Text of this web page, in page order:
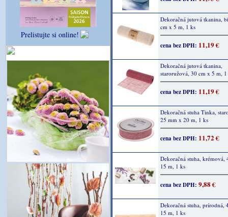
Prelistujte si online!
Dekoračná jutová tkanina,
cm x 5 m, 1 ks
cena bez DPH: 11,19 €
Dekoračná jutová tkanina,
staroružová, 30 cm x 5 m, 1
cena bez DPH: 11,19 €
Dekoračná stuha Tinka,
25 mm x 20 m, 1 ks
cena bez DPH: 11,72 €
Dekoračná stuha, krémová,
15 m, 1 ks
cena bez DPH: 9,88 €
Dekoračná stuha, prírodná,
15 m, 1 ks